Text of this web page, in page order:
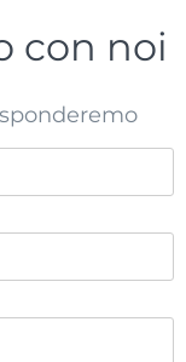
con noi